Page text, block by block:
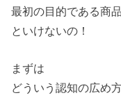
最初の目的である商
といけないの！
まずは
どういう認知の広め